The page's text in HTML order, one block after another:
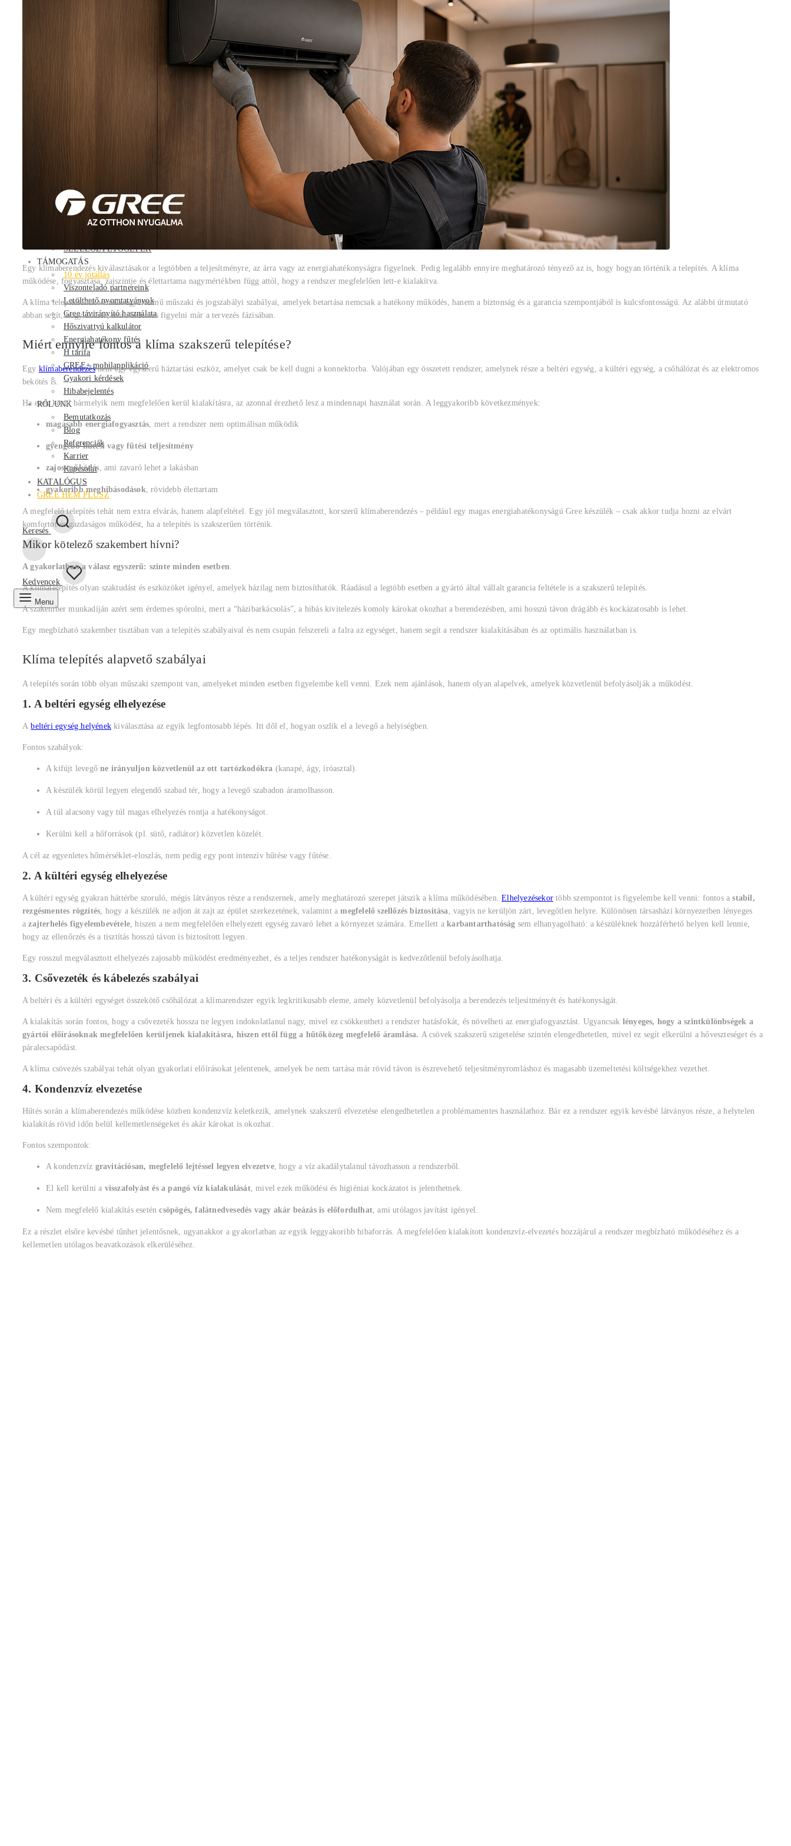
KERESKEDELMI KLÍMÁK
GMV RENDSZEREK
GMV kültéri egység
GMV beltéri egység
SZELLŐZTETŐGÉPEK
TÁMOGATÁS
10 év jótállás
Viszonteladó partnereink
Letölthető nyomtatványok
Gree távirányító használata
Hőszivattyú kalkulátor
Energiahatékony fűtés
H tarifa
GREE+ mobilapplikáció
Gyakori kérdések
Hibabejelentés
RÓLUNK
Bemutatkozás
Blog
Referenciák
Karrier
Kapcsolat
KATALÓGUS
GREE HEM PLUSZ
Keresés
Kedvencek
Menu
Egy klímaberendezés kiválasztásakor a legtöbben a teljesítményre, az árra vagy az energiahatékonyságra figyelnek. Pedig legalább ennyire meghatározó tényező az is, hogy hogyan történik a telepítés. A klíma
működése, fogyasztása, zajszintje és élettartama nagymértékben függ attól, hogy a rendszer megfelelően lett-e kialakítva.
A klíma telepítésének vannak egyértelmű műszaki és jogszabályi szabályai, amelyek betartása nemcsak a hatékony működés, hanem a biztonság és a garancia szempontjából is kulcsfontosságú. Az alábbi útmutató
abban segít, hogy átlássa, mire érdemes figyelni már a tervezés fázisában.
Miért ennyire fontos a klíma szakszerű telepítése?
Egy klímaberendezésnem egy egyszerű háztartási eszköz, amelyet csak be kell dugni a konnektorba. Valójában egy összetett rendszer, amelynek része a beltéri egység, a kültéri egység, a csőhálózat és az elektromos
bekötés is.
Ha ezek közül bármelyik nem megfelelően kerül kialakításra, az azonnal érezhető lesz a mindennapi használat során. A leggyakoribb következmények:
magasabb energiafogyasztás, mert a rendszer nem optimálisan működik
gyengébb hűtési vagy fűtési teljesítmény
zajos működés, ami zavaró lehet a lakásban
gyakoribb meghibásodások, rövidebb élettartam
A megfelelő telepítés tehát nem extra elvárás, hanem alapfeltétel. Egy jól megválasztott, korszerű klímaberendezés – például egy magas energiahatékonyságú Gree készülék – csak akkor tudja hozni az elvárt
komfortot és gazdaságos működést, ha a telepítés is szakszerűen történik.
Mikor kötelező szakembert hívni?
A gyakorlatban a válasz egyszerű: szinte minden esetben.
A klímatelepítés olyan szaktudást és eszközöket igényel, amelyek házilag nem biztosíthatók. Ráadásul a legtöbb esetben a gyártó által vállalt garancia feltétele is a szakszerű telepítés.
A szakember munkadíján azért sem érdemes spórolni, mert a “házibarkácsolás”, a hibás kivitelezés komoly károkat okozhat a berendezésben, ami hosszú távon drágább és kockázatosabb is lehet.
Egy megbízható szakember tisztában van a telepítés szabályaival és nem csupán felszereli a falra az egységet, hanem segít a rendszer kialakításában és az optimális használatban is.
Klíma telepítés alapvető szabályai
A telepítés során több olyan műszaki szempont van, amelyeket minden esetben figyelembe kell venni. Ezek nem ajánlások, hanem olyan alapelvek, amelyek közvetlenül befolyásolják a működést.
1. A beltéri egység elhelyezése
Abeltéri egység helyének kiválasztása az egyik legfontosabb lépés. Itt dől el, hogyan oszlik el a levegő a helyiségben.
Fontos szabályok:
A kifújt levegőne irányuljon közvetlenül az ott tartózkodókra (kanapé, ágy, íróasztal).
A készülék körül legyen elegendő szabad tér, hogy a levegő szabadon áramolhasson.
A túl alacsony vagy túl magas elhelyezés rontja a hatékonyságot.
Kerülni kell a hőforrások (pl. sütő, radiátor) közvetlen közelét.
A cél az egyenletes hőmérséklet-eloszlás, nem pedig egy pont intenzív hűtése vagy fűtése.
2. A kültéri egység elhelyezése
A kültéri egység gyakran háttérbe szoruló, mégis látványos része a rendszernek, amely meghatározó szerepet játszik a klíma működésében.Elhelyezésekor több szempontot is figyelembe kell venni: fontos astabil,
rezgésmentes rögzítés, hogy a készülék ne adjon át zajt az épület szerkezetének, valamint amegfelelő szellőzés biztosítása, vagyis ne kerüljön zárt, levegőtlen helyre. Különösen társasházi környezetben lényeges
azajterhelés figyelembevétele, hiszen a nem megfelelően elhelyezett egység zavaró lehet a környezet számára. Emellett akarbantarthatóság sem elhanyagolható: a készüléknek hozzáférhető helyen kell lennie,
hogy az ellenőrzés és a tisztítás hosszú távon is biztosított legyen.
Egy rosszul megválasztott elhelyezés zajosabb működést eredményezhet, és a teljes rendszer hatékonyságát is kedvezőtlenül befolyásolhatja.
3. Csővezeték és kábelezés szabályai
A beltéri és a kültéri egységet összekötő csőhálózat a klímarendszer egyik legkritikusabb eleme, amely közvetlenül befolyásolja a berendezés teljesítményét és hatékonyságát.
A kialakítás során fontos, hogy a csővezeték hossza ne legyen indokolatlanul nagy, mivel ez csökkentheti a rendszer hatásfokát, és növelheti az energiafogyasztást. Ugyancsak lényeges, hogy a szintkülönbségek a
gyártói előírásoknak megfelelően kerüljenek kialakításra, hiszen ettől függ a hűtőközeg megfelelő áramlása. A csövek szakszerű szigetelése szintén elengedhetetlen, mivel ez segít elkerülni a hőveszteséget és a
páralecsapódást.
A klíma csövezés szabályai tehát olyan gyakorlati előírásokat jelentenek, amelyek be nem tartása már rövid távon is észrevehető teljesítményromláshoz és magasabb üzemeltetési költségekhez vezethet.
4. Kondenzvíz elvezetése
Hűtés során a klímaberendezés működése közben kondenzvíz keletkezik, amelynek szakszerű elvezetése elengedhetetlen a problémamentes használathoz. Bár ez a rendszer egyik kevésbé látványos része, a helytelen
kialakítás rövid időn belül kellemetlenségeket és akár károkat is okozhat.
Fontos szempontok:
A kondenzvíz gravitációsan, megfelelő lejtéssel legyen elvezetve, hogy a víz akadálytalanul távozhasson a rendszerből.
El kell kerülni a visszafolyást és a pangó víz kialakulását, mivel ezek működési és higiéniai kockázatot is jelenthetnek.
Nem megfelelő kialakítás eseténcsöpögés, falátnedvesedés vagy akár beázás is előfordulhat, ami utólagos javítást igényel.
Ez a részlet elsőre kevésbé tűnhet jelentősnek, ugyanakkor a gyakorlatban az egyik leggyakoribb hibaforrás. A megfelelően kialakított kondenzvíz-elvezetés hozzájárul a rendszer megbízható működéséhez és a
kellemetlen utólagos beavatkozások elkerüléséhez.